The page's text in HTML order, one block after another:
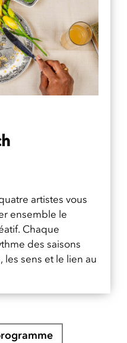
artistes vous
ensemble le
Chaque
des saisons
les sens et le lien au